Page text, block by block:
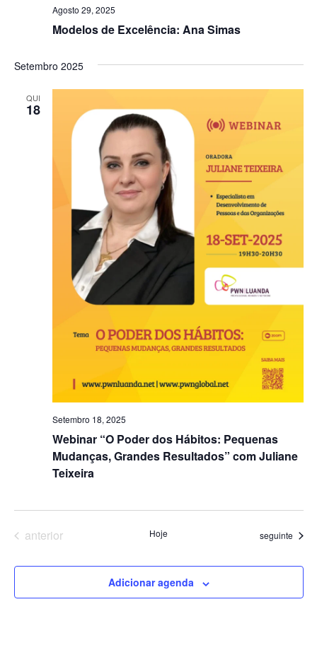
Modelos de Excelência: Ana Simas
Agosto 29, 2025
Setembro 2025
QUI
18
Webinar “O Poder dos Hábitos: Pequenas
Mudanças, Grandes Resultados” com Juliane
Teixeira
Setembro 18, 2025
Eventos
anterior Hoje Eventos
seguinte
Adicionar agenda